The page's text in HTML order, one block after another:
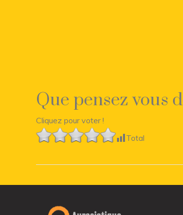
Que pensez vous
Cliquez pour voter !
Total